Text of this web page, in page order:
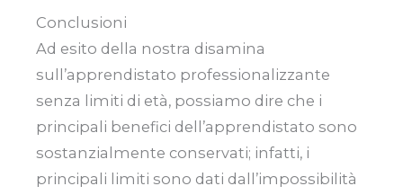
Conclusioni
Ad esito della nostra disamina
sull’apprendistato professionalizzante
senza limiti di età, possiamo dire che i
principali benefici dell’apprendistato sono
sostanzialmente conservati; infatti, i
principali limiti sono dati dall’impossibilità